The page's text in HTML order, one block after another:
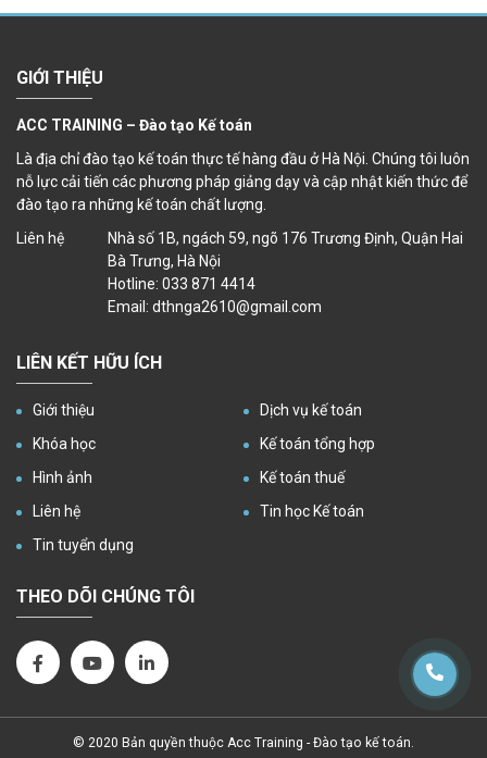
GIỚI THIỆU
ACC TRAINING – Đào tạo Kế toán
Là địa chỉ đào tạo kế toán thực tế hàng đầu ở Hà Nội. Chúng tôi luôn
nỗ lực cải tiến các phương pháp giảng dạy và cập nhật kiến thức để
đào tạo ra những kế toán chất lượng.
Liên hệ
Nhà số 1B, ngách 59, ngõ 176 Trương Định, Quận Hai
Bà Trưng, Hà Nội
Hotline: 033 871 4414
Email: dthnga2610@gmail.com
LIÊN KẾT HỮU ÍCH
Giới thiệu
Dịch vụ kế toán
Khóa học
Kế toán tổng hợp
Hình ảnh
Kế toán thuế
Liên hệ
Tin học Kế toán
Tin tuyển dụng
THEO DÕI CHÚNG TÔI
© 2020 Bản quyền thuộc Acc Training - Đào tạo kế toán